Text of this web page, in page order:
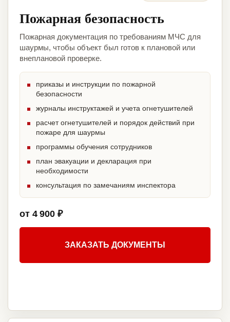
Пожарная безопасность
Пожарная документация по требованиям МЧС для
шаурмы, чтобы объект был готов к плановой или
внеплановой проверке.
приказы и инструкции по пожарной
безопасности
журналы инструктажей и учета огнетушителей
расчет огнетушителей и порядок действий при
пожаре для шаурмы
программы обучения сотрудников
план эвакуации и декларация при
необходимости
консультация по замечаниям инспектора
от 4 900 ₽
ЗАКАЗАТЬ ДОКУМЕНТЫ